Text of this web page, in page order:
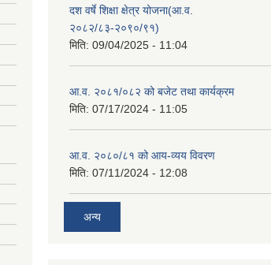
दश वर्षे शिक्षा क्षेत्र योजना(आ.व.
२०८२/८३-२०९०/९१)
मिति: 09/04/2025 - 11:04
आ.व. २०८१/०८२ को बजेट तथा कार्यक्रम
मिति: 07/17/2024 - 11:05
आ.व. २०८०/८१ को आय-व्यय विवरण
मिति: 07/11/2024 - 12:08
अन्य